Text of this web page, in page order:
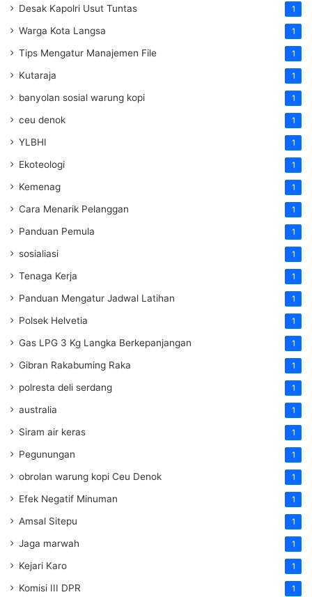
Desak Kapolri Usut Tuntas 1
Warga Kota Langsa 1
Tips Mengatur Manajemen File 1
Kutaraja 1
banyolan sosial warung kopi 1
ceu denok 1
YLBHI 1
Ekoteologi 1
Kemenag 1
Cara Menarik Pelanggan 1
Panduan Pemula 1
sosialiasi 1
Tenaga Kerja 1
Panduan Mengatur Jadwal Latihan 1
Polsek Helvetia 1
Gas LPG 3 Kg Langka Berkepanjangan 1
Gibran Rakabuming Raka 1
polresta deli serdang 1
australia 1
Siram air keras 1
Pegunungan 1
obrolan warung kopi Ceu Denok 1
Efek Negatif Minuman 1
Amsal Sitepu 1
Jaga marwah 1
Kejari Karo 1
Komisi III DPR 1